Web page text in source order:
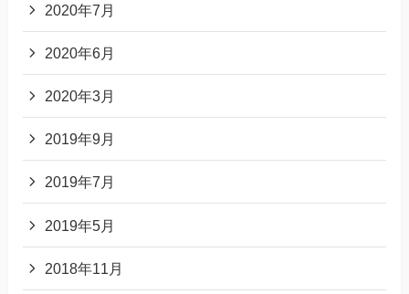
2020年7月
2020年6月
2020年3月
2019年9月
2019年7月
2019年5月
2018年11月